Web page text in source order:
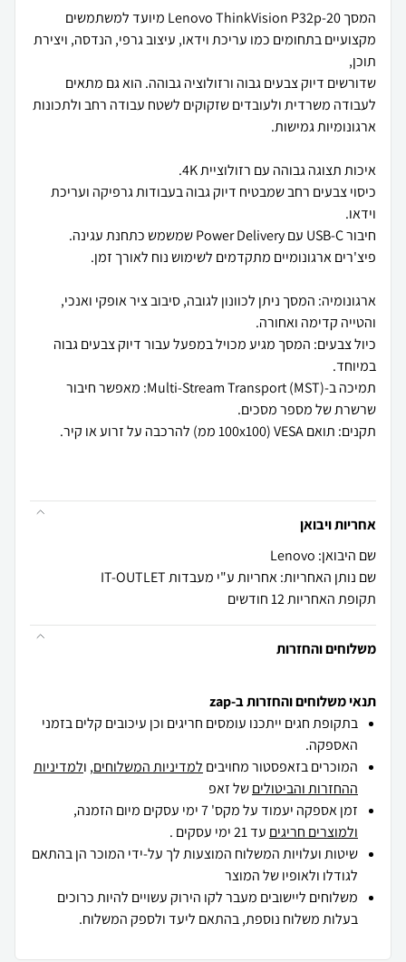
המסך Lenovo ThinkVision P32p-20 מיועד למשתמשים
מקצועיים בתחומים כמו עריכת וידאו, עיצוב גרפי, הנדסה, ויצירת
שדורשים דיוק צבעים גבוה ורזולוציה גבוהה. הוא גם מתאים
לעבודה משרדית ולעובדים שזקוקים לשטח עבודה רחב ולתכונות
כיסוי צבעים רחב שמבטיח דיוק גבוה בעבודות גרפיקה ועריכת
ארגונומיה: המסך ניתן לכוונון לגובה, סיבוב ציר אופקי ואנכי,
כיול צבעים: המסך מגיע מכויל במפעל עבור דיוק צבעים גבוה
תמיכה ב-Multi-Stream Transport (MST): מאפשר חיבור
אחריות ויבואן
שם היבואן: Lenovo
שם נותן האחריות: אחריות ע"י מעבדות IT-OUTLET
תקופת האחריות 12 חודשים
משלוחים והחזרות
תנאי משלוחים והחזרות ב-zap
בתקופת חגים ייתכנו עומסים חריגים וכן עיכובים קלים בזמני
האספקה.
המוכרים בזאפסטור מחויבים למדיניות המשלוחים, ולמדיניות
ההחזרות והביטוליםשל זאפ
זמן אספקה יעמוד על מקס' 7 ימי עסקים מיום הזמנה,
ולמוצרים חריגים עד 21 ימי עסקים .
שיטות ועלויות המשלוח המוצעות לך על-ידי המוכר הן בהתאם
לגודלו ולאופיו של המוצר
משלוחים ליישובים מעבר לקו הירוק עשויים להיות כרוכים
בעלות משלוח נוספת, בהתאם ליעד ולספק המשלוח.